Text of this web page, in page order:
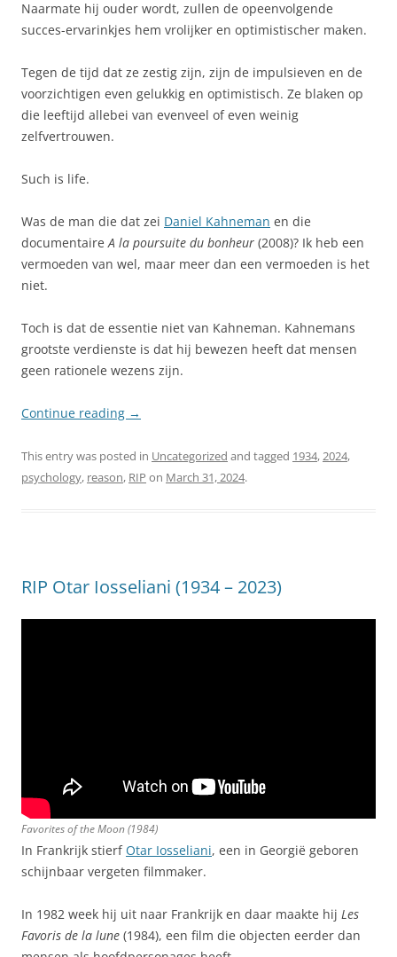
Naarmate hij ouder wordt, zullen de opeenvolgende
succes-ervarinkjes hem vrolijker en optimistischer maken.
Tegen de tijd dat ze zestig zijn, zijn de impulsieven en de
voorzichtigen even gelukkig en optimistisch. Ze blaken op
die leeftijd allebei van evenveel of even weinig
zelfvertrouwen.
Such is life.
Was de man die dat zei Daniel Kahneman en die
documentaire A la poursuite du bonheur (2008)? Ik heb een
vermoeden van wel, maar meer dan een vermoeden is het
niet.
Toch is dat de essentie niet van Kahneman. Kahnemans
grootste verdienste is dat hij bewezen heeft dat mensen
geen rationele wezens zijn.
Continue reading →
This entry was posted in Uncategorized and tagged 1934,2024,
psychology, reason, RIP on March 31, 2024.
RIP Otar Iosseliani (1934 – 2023)
Favorites of the Moon(1984)
In Frankrijk stierfOtar Iosseliani, een in Georgië geboren
schijnbaar vergeten filmmaker.
In 1982 week hij uit naar Frankrijk en daar maakte hij Les
Favoris de la lune (1984), een film die objecten eerder dan